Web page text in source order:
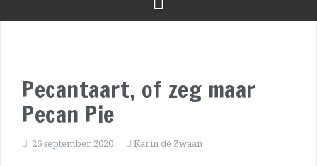
Pecantaart, of zeg maar
Pecan Pie
26 september 2020 Karin de Zwaan